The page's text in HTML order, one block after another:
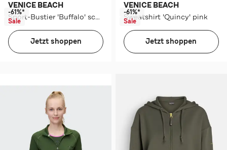
VENICE BEACH
Sport-Bustier 'Buffalo' schwarz
-61%*
Sale
Jetzt shoppen
VENICE BEACH
Sweatshirt 'Quincy' pink
-61%*
Sale
Jetzt shoppen